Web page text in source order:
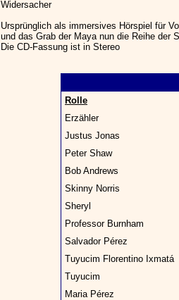
Widersacher
Ursprünglich als immersives Hörspiel für
und das Grab der Maya nun die Reihe der
Die CD-Fassung ist in Stereo
Rolle
Erzähler
Justus Jonas
Peter Shaw
Bob Andrews
Skinny Norris
Sheryl
Professor Burnham
Salvador Pérez
Tuyucim Florentino Ixmatá
Tuyucim
Maria Pérez